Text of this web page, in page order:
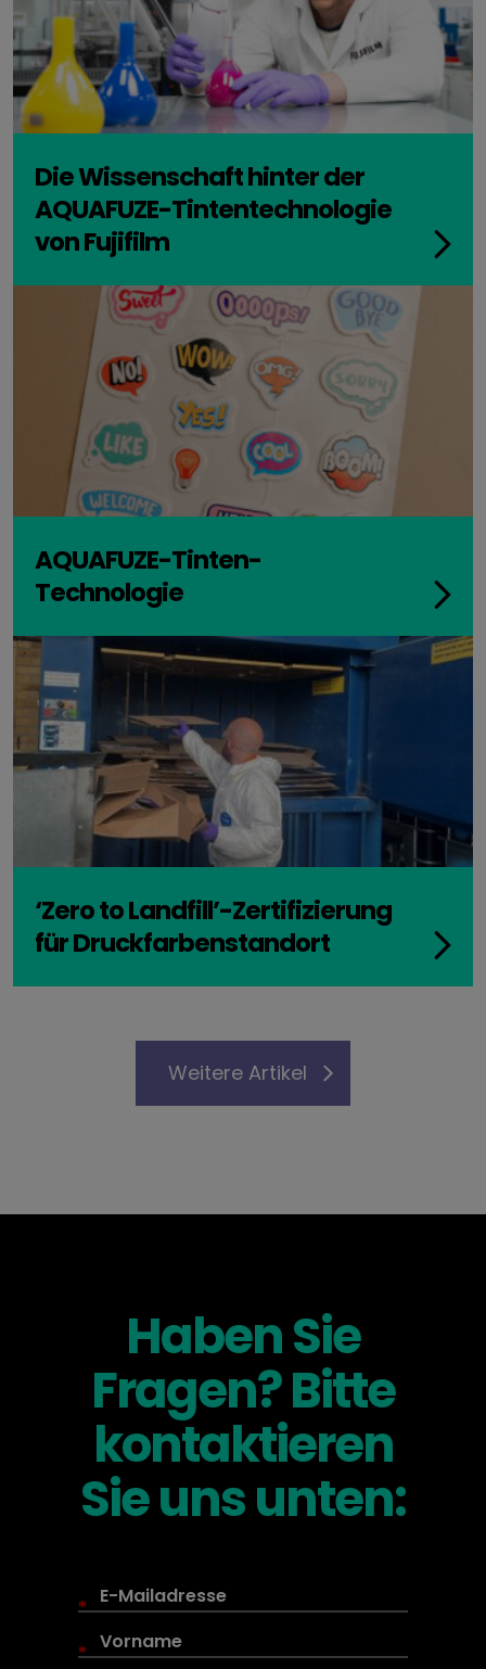
Die Wissenschaft hinter der
AQUAFUZE-Tintentechnologie
von Fujifilm
AQUAFUZE-Tinten-
Technologie
‘Zero to Landfill’-Zertifizierung
für Druckfarbenstandort
Weitere Artikel
Haben Sie
Fragen? Bitte
kontaktieren
Sie uns unten:
*
*